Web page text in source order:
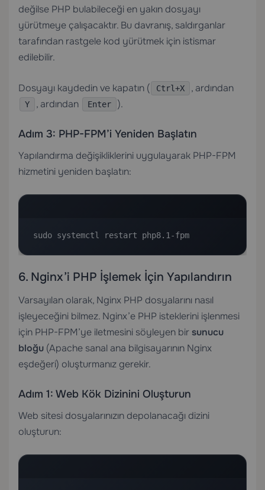
değilse PHP bulabileceği en yakın dosyayı
yürütmeye çalışacaktır. Bu davranış, saldırganlar
tarafından rastgele kod yürütmek için istismar
edilebilir.
Dosyayı kaydedin ve kapatın ( Ctrl+X , ardından
Y , ardından Enter ).
Adım 3: PHP-FPM’i Yeniden Başlatın
Yapılandırma değişikliklerini uygulayarak PHP-FPM
hizmetini yeniden başlatın:
sudo systemctl restart php8.1-fpm
6. Nginx’i PHP İşlemek İçin Yapılandırın
Varsayılan olarak, Nginx PHP dosyalarını nasıl
işleyeceğini bilmez. Nginx’e PHP isteklerini işlenmesi
için PHP-FPM’ye iletmesini söyleyen bir sunucu
bloğu (Apache sanal ana bilgisayarının Nginx
eşdeğeri) oluşturmanız gerekir.
Adım 1: Web Kök Dizinini Oluşturun
Web sitesi dosyalarınızın depolanacağı dizini
oluşturun: